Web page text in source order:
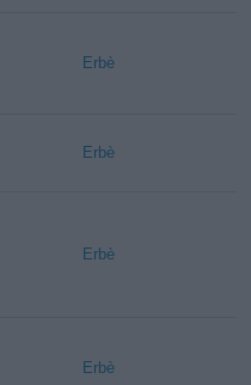
Erbè
Erbè
Erbè
Erbè